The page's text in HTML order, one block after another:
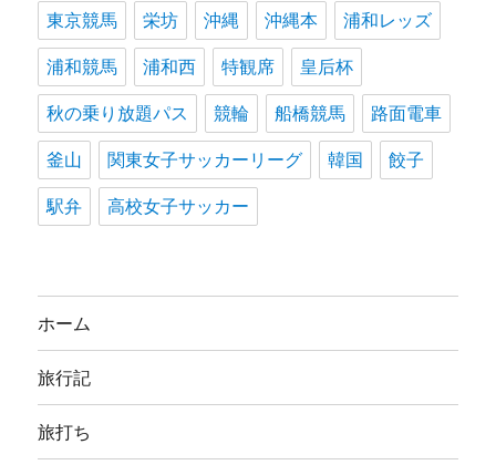
東京競馬 栄坊 沖縄 沖縄本 浦和レッズ
浦和競馬 浦和西 特観席 皇后杯
秋の乗り放題パス 競輪 船橋競馬 路面電車
釜山 関東女子サッカーリーグ 韓国 餃子
駅弁 高校女子サッカー
ホーム
旅行記
旅打ち